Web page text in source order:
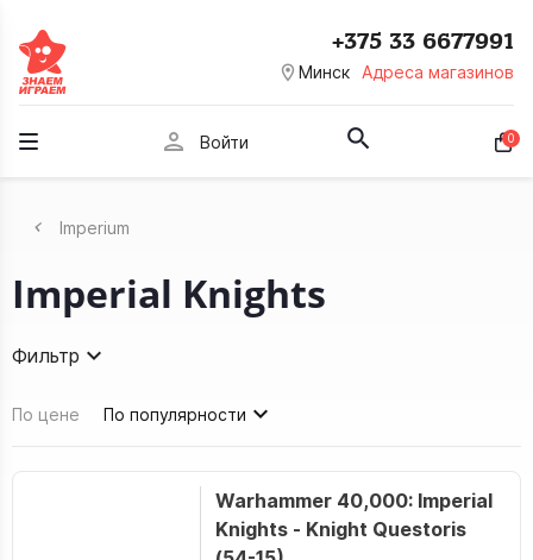
room Минск Адреса магазинов
+375 33 6677991
person Войти 0
Imperium
Imperial Knights
Фильтр
По цене По популярности
Warhammer 40,000: Imperial
Knights - Knight Questoris